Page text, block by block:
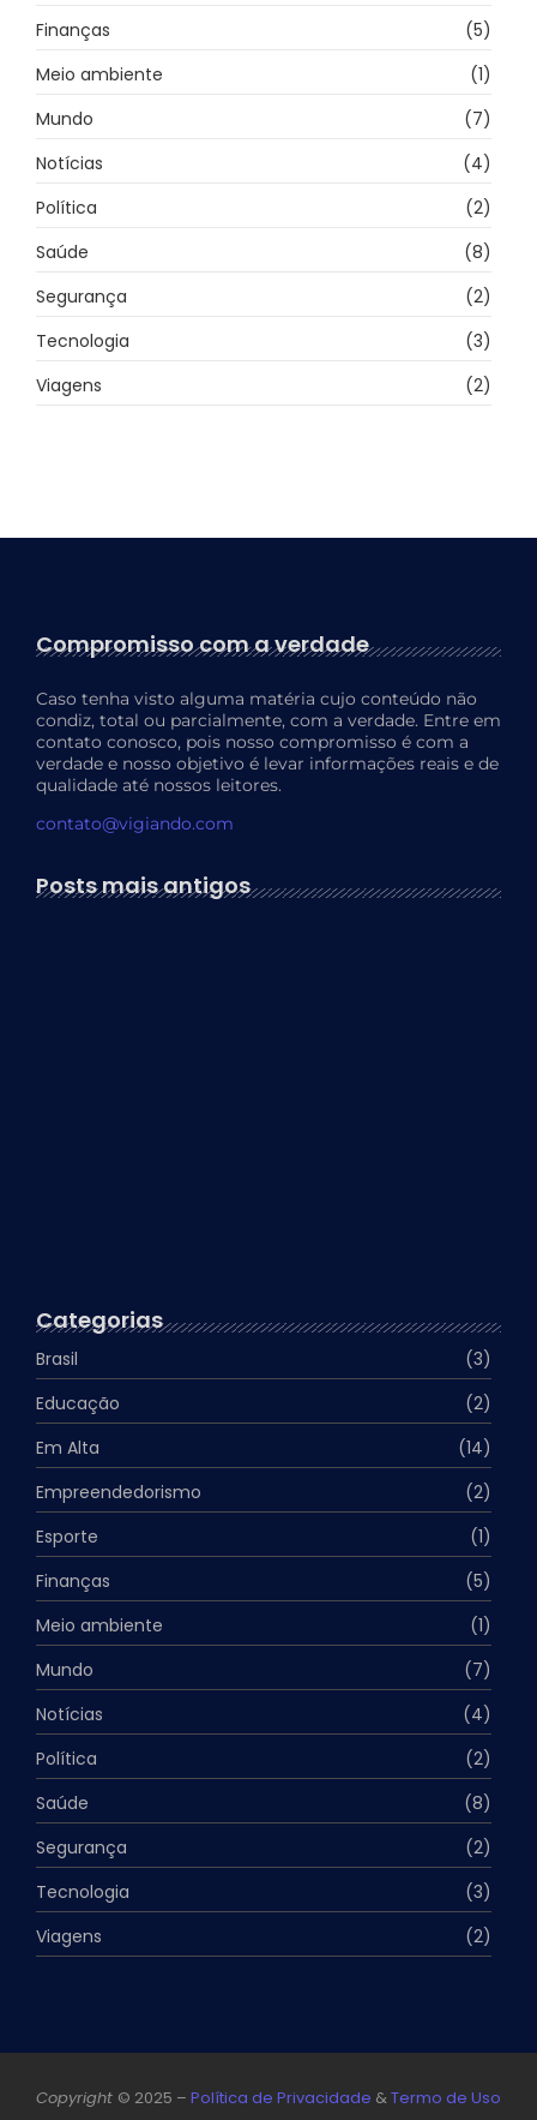
Finanças
(5)
Meio ambiente
(1)
Mundo
(7)
Notícias
(4)
Política
(2)
Saúde
(8)
Segurança
(2)
Tecnologia
(3)
Viagens
(2)
Compromisso com a verdade
Caso tenha visto alguma matéria cujo conteúdo não
condiz, total ou parcialmente, com a verdade. Entre em
contato conosco, pois nosso compromisso é com a
verdade e nosso objetivo é levar informações reais e de
qualidade até nossos leitores.
contato@vigiando.com
Posts mais antigos
Categorias
Brasil
(3)
Educação
(2)
Em Alta
(14)
Empreendedorismo
(2)
Esporte
(1)
Finanças
(5)
Meio ambiente
(1)
Mundo
(7)
Notícias
(4)
Política
(2)
Saúde
(8)
Segurança
(2)
Tecnologia
(3)
Viagens
(2)
Copyright © 2025 – Política de Privacidade &Termo de Uso